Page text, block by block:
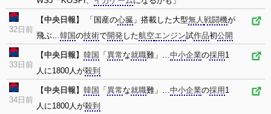
32日前
【中央日報 】 「国産の心臓 」搭載した大型無人戦闘機が
飛ぶ…韓国の技術で開発 した航空エンジン試作品初公開
33日前
【中央日報 】 韓国 「 異常な就職難」…中小企業の採用 1
人に1800人が殺到
34日前
【中央日報 】 韓国 「 異常な就職難」…中小企業の採用 1
人に1800人が殺到